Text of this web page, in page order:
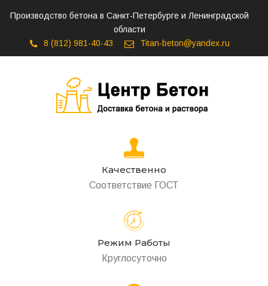
Производство бетона в Санкт-Петербурге и Ленинградской
области
8 (812) 981-40-43
Titan-beton@yandex.ru
Качественно
Соответствие ГОСТ
Режим Работы
Круглосуточно